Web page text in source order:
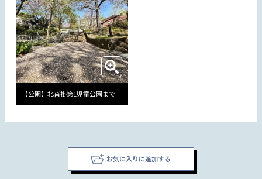
【公園】北沓掛第1児童公園まで147m
お気に入りに追加する